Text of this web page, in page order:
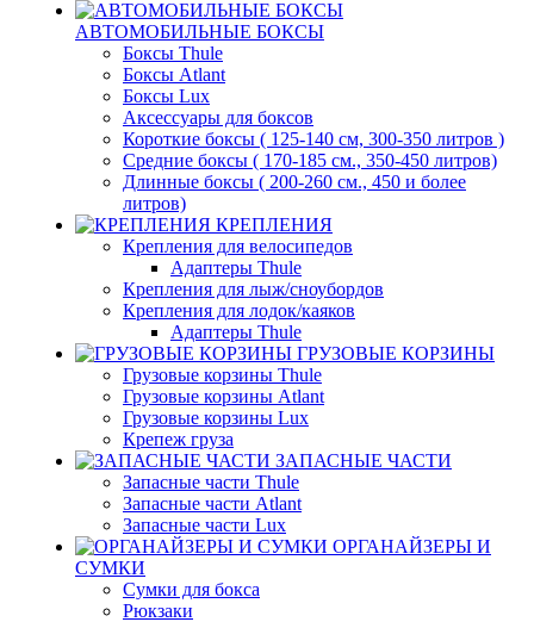
АВТОМОБИЛЬНЫЕ БОКСЫ
Боксы Thule
Боксы Atlant
Боксы Lux
Аксессуары для боксов
Короткие боксы ( 125-140 см, 300-350 литров )
Средние боксы ( 170-185 см., 350-450 литров)
Длинные боксы ( 200-260 см., 450 и более
литров)
КРЕПЛЕНИЯ
Крепления для велосипедов
Адаптеры Thule
Крепления для лыж/сноубордов
Крепления для лодок/каяков
Адаптеры Thule
ГРУЗОВЫЕ КОРЗИНЫ
Грузовые корзины Thule
Грузовые корзины Atlant
Грузовые корзины Lux
Крепеж груза
ЗАПАСНЫЕ ЧАСТИ
Запасные части Thule
Запасные части Atlant
Запасные части Lux
ОРГАНАЙЗЕРЫ И
СУМКИ
Сумки для бокса
Рюкзаки